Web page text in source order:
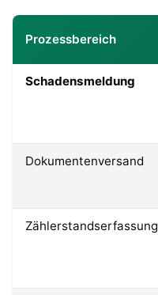
Prozessbereich
Schadensmeldung
Dokumentenversand
Zählerstandserfassung